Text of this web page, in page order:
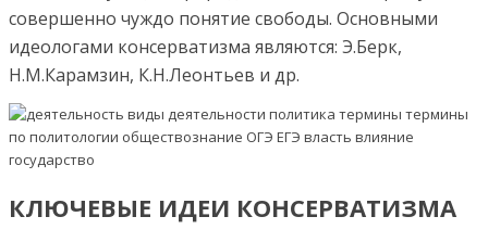
совершенно чуждо понятие свободы. Основными
идеологами консерватизма являются: Э.Берк,
Н.М.Карамзин, К.Н.Леонтьев и др.
КЛЮЧЕВЫЕ ИДЕИ КОНСЕРВАТИЗМА